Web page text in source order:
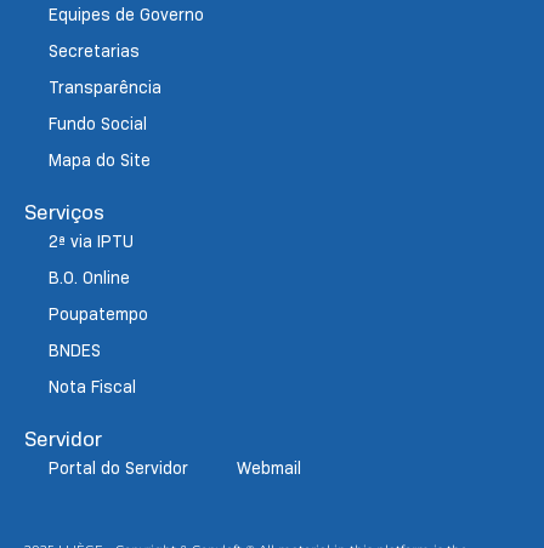
Equipes de Governo
Secretarias
Transparência
Fundo Social
Mapa do Site
Serviços
2ª via IPTU
B.O. Online
Poupatempo
BNDES
Nota Fiscal
Servidor
Portal do Servidor Webmail